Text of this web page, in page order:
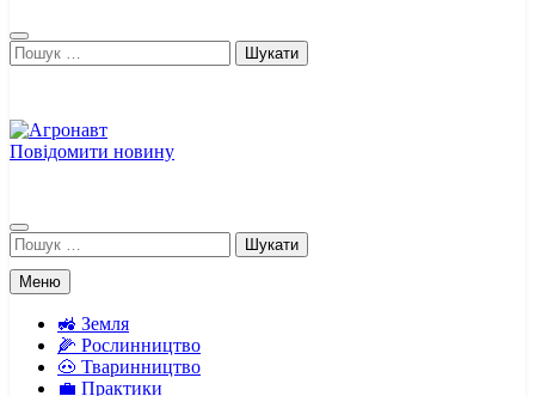
Пошук:
Повідомити новину
Пошук:
Меню
🚜 Земля
🌽 Рослинництво
🐽 Тваринництво
💼 Практики